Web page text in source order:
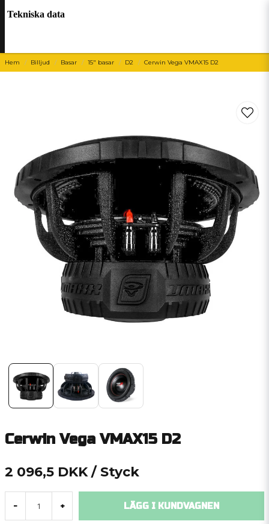
Hem Billjud Basar 15" basar D2 Cerwin Vega VMAX15 D2
Cerwin Vega VMAX15 D2
2 096,5 DKK / Styck
- + LÄGG I KUNDVAGNEN
Tekniska data